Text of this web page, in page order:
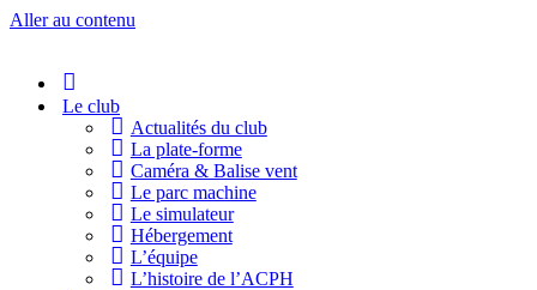
Aller au contenu
Le club
Actualités du club
La plate-forme
Caméra & Balise vent
Le parc machine
Le simulateur
Hébergement
L’équipe
L’histoire de l’ACPH